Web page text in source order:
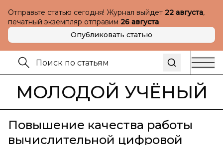
Отправьте статью сегодня! Журнал выйдет 22 августа,
печатный экземпляр отправим 26 августа
Опубликовать статью
МОЛОДОЙ УЧЁНЫЙ
Повышение качества работы
вычислительной цифровой